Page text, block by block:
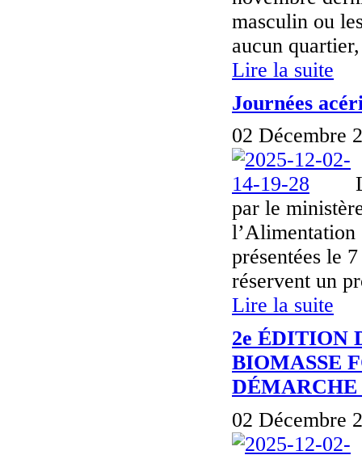
masculin ou
aucun
Lire la suite
Journées
02 Décembre
par le
l’Alimentation
présentées le
réservent un
Lire la suite
2e ÉDITION
BIOMASSE
DÉMARCHE
02 Décembre